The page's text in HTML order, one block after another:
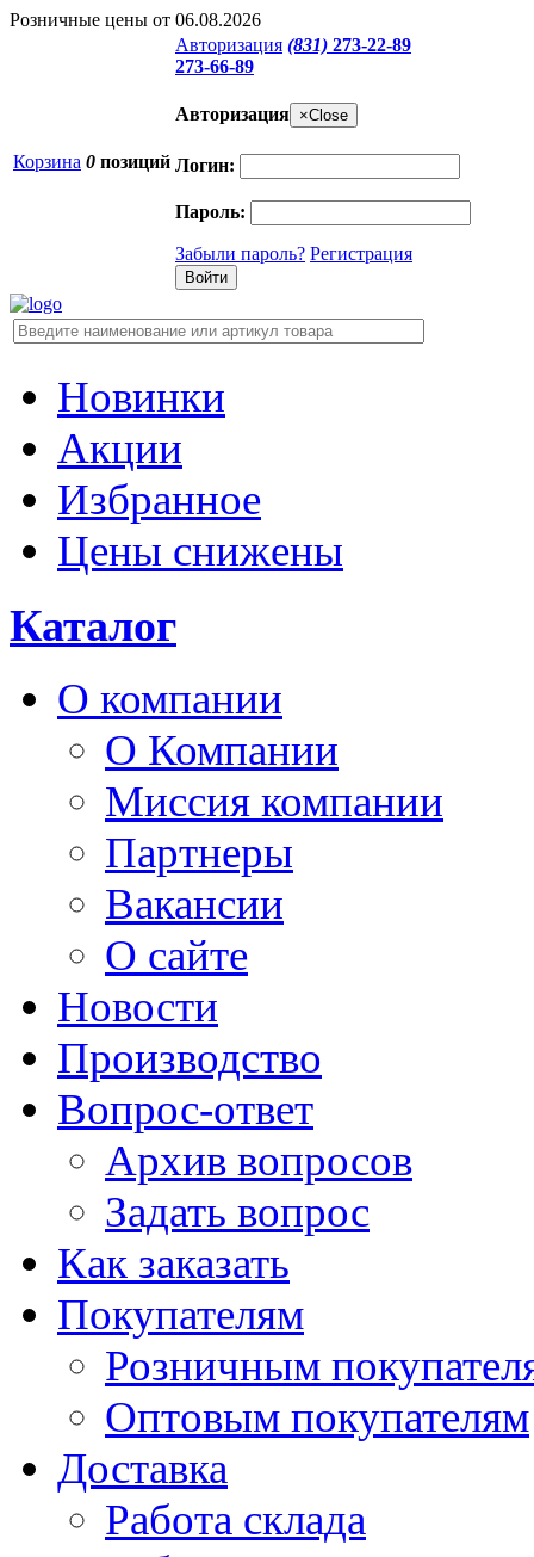
Розничные цены от 06.08.2026
Корзина 0 позиций
Авторизация (831) 273-22-89
273-66-89
Авторизация ×Close
Логин:
Пароль:
Забыли пароль? Регистрация
Новинки
Акции
Избранное
Цены снижены
Каталог
О компании
О Компании
Миссия компании
Партнеры
Вакансии
О сайте
Новости
Производство
Вопрос-ответ
Архив вопросов
Задать вопрос
Как заказать
Покупателям
Розничным
Оптовым покупателям
Доставка
Работа склада